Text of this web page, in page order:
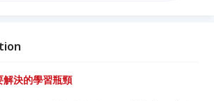
解決的學習瓶頸